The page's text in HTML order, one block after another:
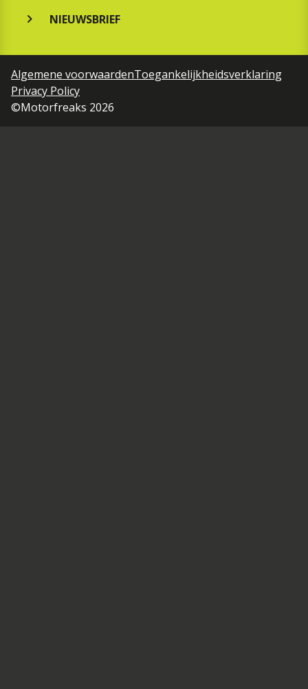
NIEUWSBRIEF
Algemene voorwaardenToegankelijkheidsverklaring
Privacy Policy
©Motorfreaks 2026